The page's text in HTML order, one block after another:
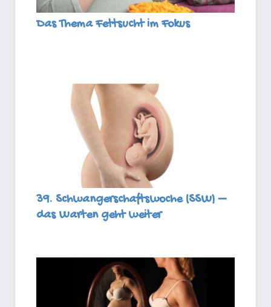
Das Thema Fettsucht im Fokus
39. Schwangerschaftswoche (SSW) –
das Warten geht weiter